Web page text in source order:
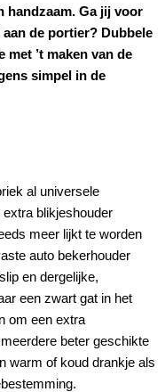
handzaam. Ga jij voor
de portier? Dubbele
’t maken van de
simpel in de
al universele
blikjeshouder
meer lijkt te worden
auto bekerhouder
en dergelijke,
een zwart gat in het
om een extra
beter geschikte
warm of koud drankje als